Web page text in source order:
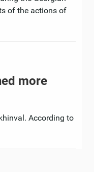
of the actions of
more
According to